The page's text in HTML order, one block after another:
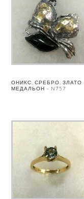
ОНИКС, СРЕБРО, ЗЛАТО
МЕДАЛЬОН – N757